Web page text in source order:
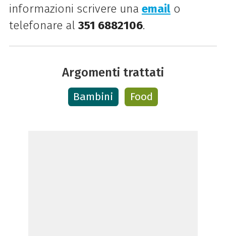
informazioni scrivere una emailo
telefonare al 351 6882106.
Argomenti trattati
Bambini Food